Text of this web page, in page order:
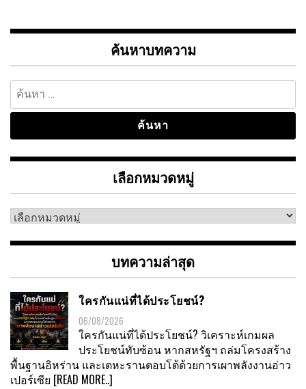
ค้นหาบทความ
ค้นหา
สำหรับ:
เลือกหมวดหมู่
เลือก
หมู่
บทความล่าสุด
ใครกันแน่ที่ได้ประโยชน์?
06/08/2026
ใครกันแน่ที่ได้ประโยชน์? วิเคราะห์เกมผล
ประโยชน์ทับซ้อน หากสหรัฐฯ ถล่มโครงสร้าง
พื้นฐานอิหร่าน และเตหะรานตอบโต้ด้วยการเผาพลังงานอ่าว
เปอร์เซีย [READ MORE..]